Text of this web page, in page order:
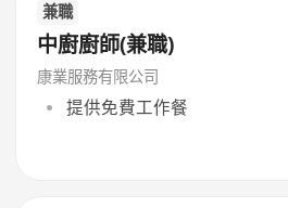
兼職
中廚廚師(兼職)
康業服務有限公司
提供免費工作餐